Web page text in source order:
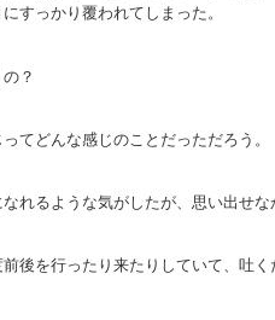
すっかり覆われてしまった。
？
てどんな感じのことだっただろう。
れるような気がしたが、思い出せな
後を行ったり来たりしていて、吐